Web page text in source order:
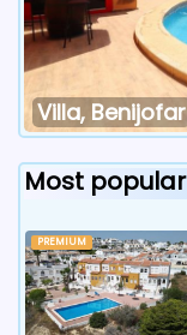
Villa, Benijofar
Most popular
PREMIUM